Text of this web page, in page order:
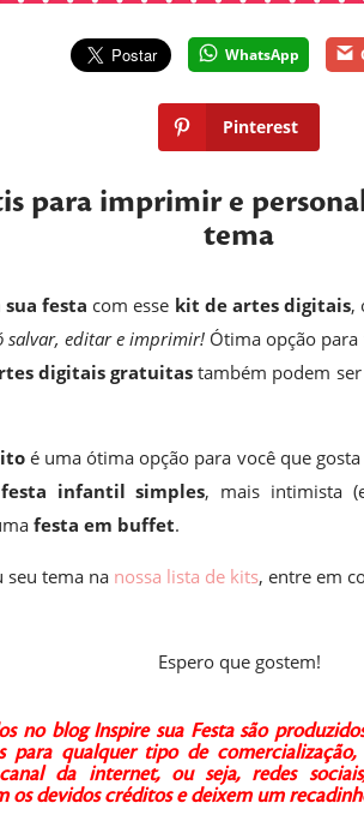
WhatsApp
Pinterest
para imprimir e
tema
sua festa com esse kit de artes digitais,
salvar, editar e imprimir! Ótima opção
digitais gratuitastambém podem
é uma ótima opção para você que
infantil simples, mais intimista
festa em buffet.
seu tema na nossa lista de kits, entre em
Espero que gostem!
no blog Inspire sua Festa são
para qualquer tipo de comercialização,
da internet, ou seja, redes
os devidos créditos e deixem um